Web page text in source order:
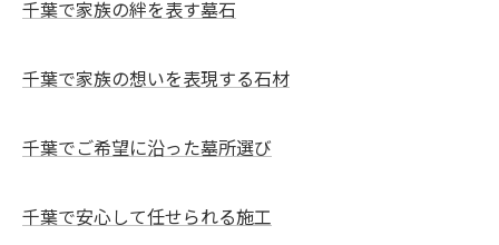
千葉で家族の絆を表す墓石
千葉で家族の想いを表現する石材
千葉でご希望に沿った墓所選び
千葉で安心して任せられる施工